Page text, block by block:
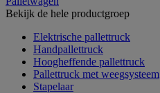
Bekijk de hele productgroep
Elektrische pallettruck
Handpallettruck
Hoogheffende pallettruck
Pallettruck met weegsysteem
Stapelaar